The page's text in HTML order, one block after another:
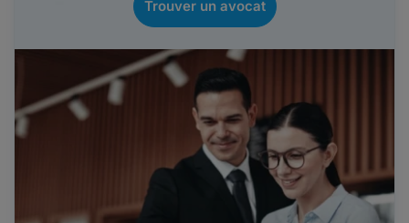
Trouver un avocat